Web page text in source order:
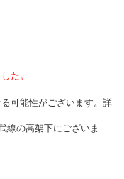
た。
可能性がございます。詳
線の高架下にございま